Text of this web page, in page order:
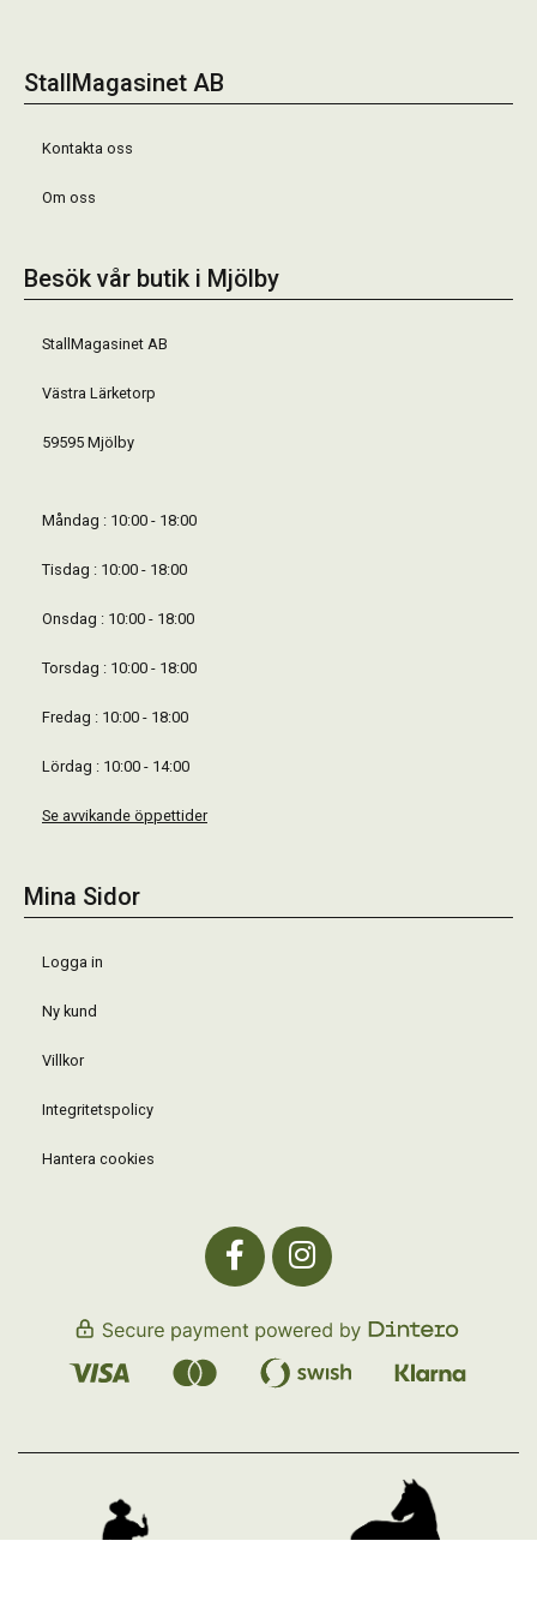
StallMagasinet AB
Kontakta oss
Om oss
Besök vår butik i Mjölby
StallMagasinet AB
Västra Lärketorp
59595 Mjölby
Måndag : 10:00 - 18:00
Tisdag : 10:00 - 18:00
Onsdag : 10:00 - 18:00
Torsdag : 10:00 - 18:00
Fredag : 10:00 - 18:00
Lördag : 10:00 - 14:00
Se avvikande öppettider
Mina Sidor
Logga in
Ny kund
Villkor
Integritetspolicy
Hantera cookies